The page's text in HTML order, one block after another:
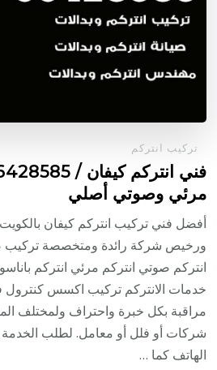
تركيب انتركم
مرئي وصوتي أصلي
أفضل فني تركيب انتركم كيفان
ورخيص شركة رائدة ومتخصصة تركيب
انتركم صوتي انتركم مرئي انتركم
خدمات الانتركم تركيب اكسس كنترول
مراقبة بكل خبرة واحتراف ولمختلف
شركات أو فلل أو معامل. لطلب الخدمة
الهاتف كما …